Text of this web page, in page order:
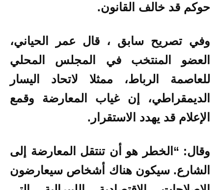
حوكم قد خالف القانون.
وفي تصريح سابق ، قال عمر الحياني،
العضو المنتخب في المجلس المحلي
للعاصمة الرباط، ممثلا لاتحاد اليسار
الديمقراطي، إن غياب المعارضة وقمع
الإعلام قد يهدد الاستقرار.
وقال: “الخطر هو أن تنتقل المعارضة إلى
الشارع. سيكون هناك أشخاص سيعارضون